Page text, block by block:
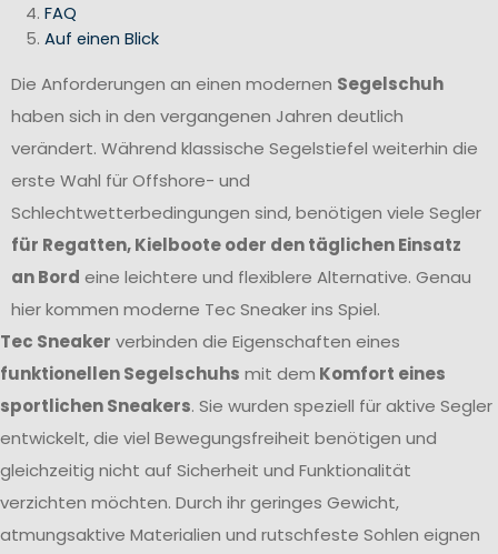
FAQ
Auf einen Blick
Die Anforderungen an einen modernen Segelschuh
haben sich in den vergangenen Jahren deutlich
verändert. Während klassische Segelstiefel weiterhin die
erste Wahl für Offshore- und
Schlechtwetterbedingungen sind, benötigen viele Segler
für Regatten, Kielboote oder den täglichen Einsatz
an Bord eine leichtere und flexiblere Alternative. Genau
hier kommen moderne Tec Sneaker ins Spiel.
Tec Sneaker verbinden die Eigenschaften eines
funktionellen Segelschuhs mit dem Komfort eines
sportlichen Sneakers. Sie wurden speziell für aktive Segler
entwickelt, die viel Bewegungsfreiheit benötigen und
gleichzeitig nicht auf Sicherheit und Funktionalität
verzichten möchten. Durch ihr geringes Gewicht,
atmungsaktive Materialien und rutschfeste Sohlen eignen